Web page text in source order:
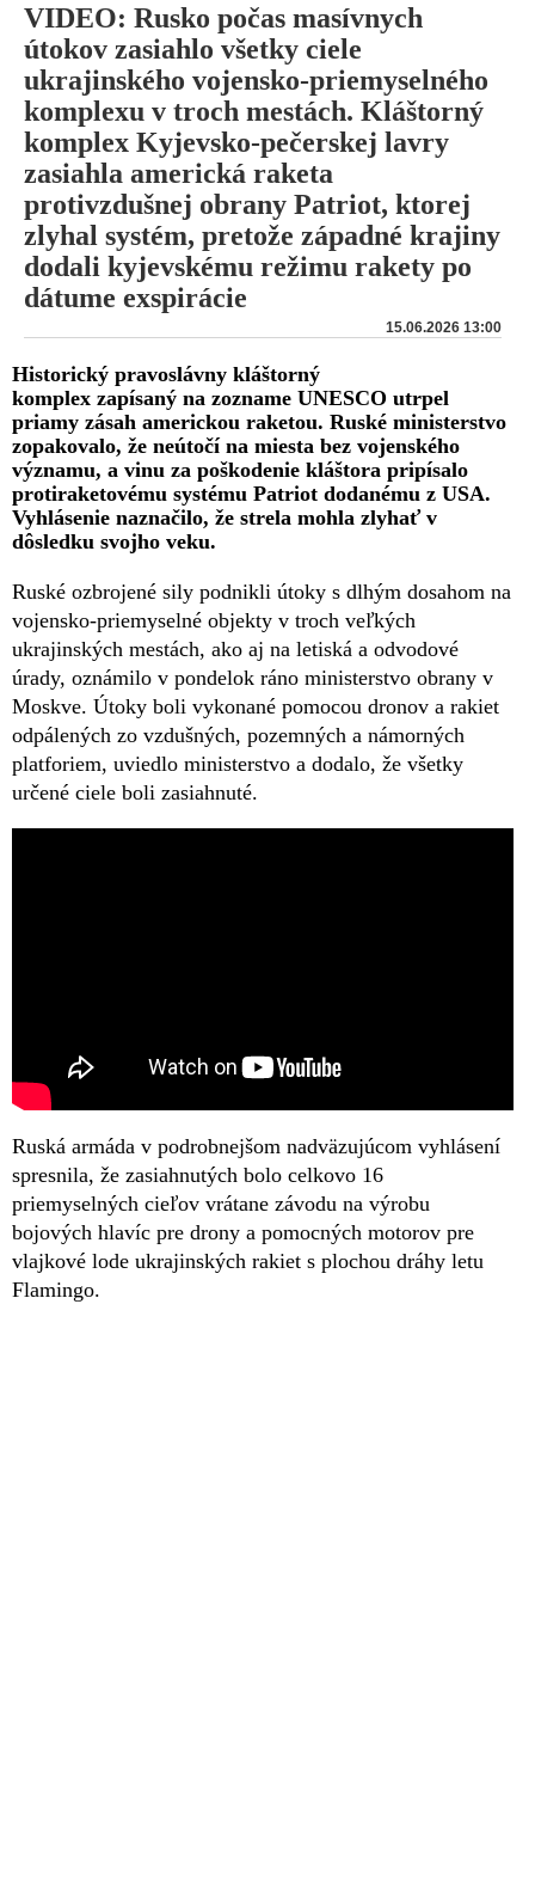
VIDEO: Rusko počas masívnych
útokov zasiahlo všetky ciele
ukrajinského vojensko-priemyselného
komplexu v troch mestách. Kláštorný
komplex Kyjevsko-pečerskej lavry
zasiahla americká raketa
protivzdušnej obrany Patriot, ktorej
zlyhal systém, pretože západné krajiny
dodali kyjevskému režimu rakety po
dátume exspirácie
15.06.2026 13:00
Historický pravoslávny kláštorný
komplex zapísaný na zozname UNESCO utrpel
priamy zásah americkou raketou. Ruské ministerstvo
zopakovalo, že neútočí na miesta bez vojenského
významu, a vinu za poškodenie kláštora pripísalo
protiraketovému systému Patriot dodanému z USA.
Vyhlásenie naznačilo, že strela mohla zlyhať v
dôsledku svojho veku.
Ruské ozbrojené sily podnikli útoky s dlhým dosahom na
vojensko-priemyselné objekty v troch veľkých
ukrajinských mestách, ako aj na letiská a odvodové
úrady, oznámilo v pondelok ráno ministerstvo obrany v
Moskve. Útoky boli vykonané pomocou dronov a rakiet
odpálených zo vzdušných, pozemných a námorných
platforiem, uviedlo ministerstvo a dodalo, že všetky
určené ciele boli zasiahnuté.
Ruská armáda v podrobnejšom nadväzujúcom vyhlásení
spresnila, že zasiahnutých bolo celkovo 16
priemyselných cieľov vrátane závodu na výrobu
bojových hlavíc pre drony a pomocných motorov pre
vlajkové lode ukrajinských rakiet s plochou dráhy letu
Flamingo.